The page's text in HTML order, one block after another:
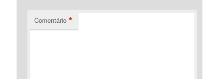
Comentário *